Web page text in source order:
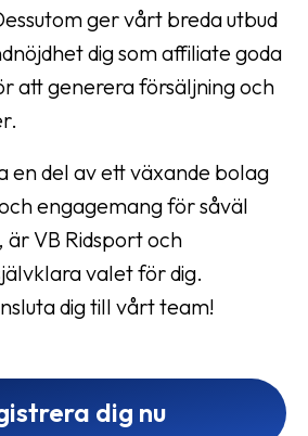
ger vårt breda utbud
dig som affiliate goda
att generera försäljning och
en del av ett växande bolag
engagemang för såväl
är VB Ridsport och
valet för dig.
dig till vårt team!
dig nu